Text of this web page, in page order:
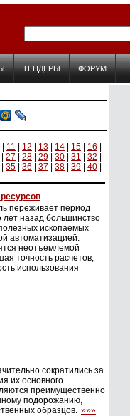
ТЕНДЕРЫ ФОРУМ
11 12 13 14 15 16
27 28 29 30 31 32
35 36 37 38 39 40
переживает период
лет назад большинство
ископаемых
автоматизацией.
неотъемлемой
точность расчетов,
использования
сократились за
их основного
преимущественно
подорожанию,
образцов. »»»